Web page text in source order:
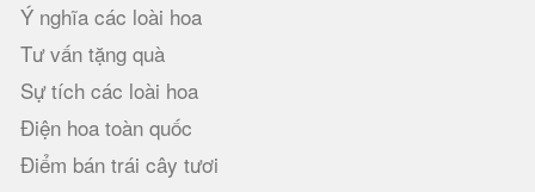
Ý nghĩa các loài hoa
Tư vấn tặng quà
Sự tích các loài hoa
Điện hoa toàn quốc
Điểm bán trái cây tươi